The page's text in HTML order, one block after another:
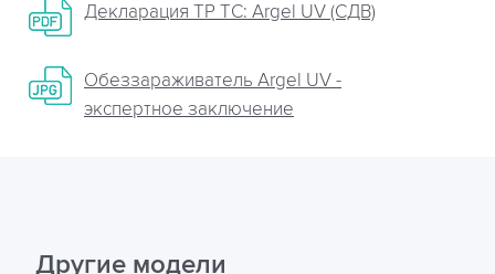
Декларация ТР ТС: Argel UV (СДВ)
Обеззараживатель Argel UV -
экспертное заключение
Другие модели